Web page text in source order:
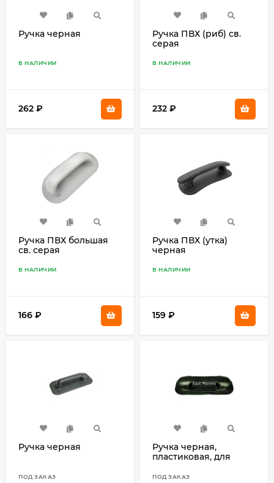
Ручка черная
В НАЛИЧИИ
262 ₽
Ручка ПВХ (риб) св.
серая
В НАЛИЧИИ
232 ₽
Ручка ПВХ большая
св. серая
В НАЛИЧИИ
166 ₽
Ручка ПВХ (утка)
черная
В НАЛИЧИИ
159 ₽
Ручка черная
ПОД ЗАКАЗ
Ручка черная,
пластиковая, для
H070902
ПОД ЗАКАЗ